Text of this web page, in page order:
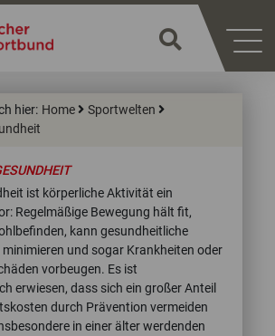
hier: Home
Sportwelten
ist körperliche Aktivität ein
Regelmäßige Bewegung hält fit,
kann gesundheitliche
und sogar Krankheiten oder
vorbeugen. Es ist
erwiesen, dass sich ein großer Anteil
durch Prävention vermeiden
in einer älter werdenden